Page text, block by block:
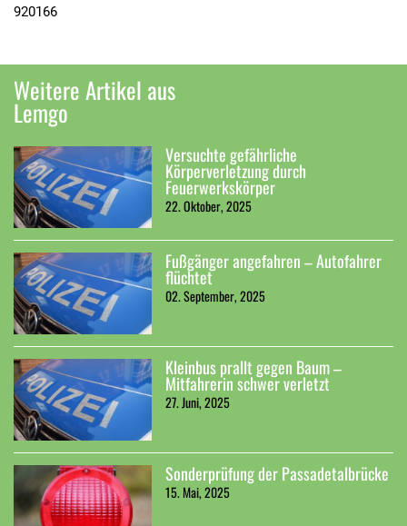
920166
Weitere Artikel aus
Lemgo
Versuchte gefährliche
Körperverletzung durch
Feuerwerkskörper
22. Oktober, 2025
Fußgänger angefahren – Autofahrer
flüchtet
02. September, 2025
Kleinbus prallt gegen Baum –
Mitfahrerin schwer verletzt
27. Juni, 2025
Sonderprüfung der Passadetalbrücke
15. Mai, 2025